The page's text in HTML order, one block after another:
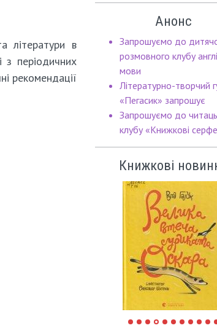
літератури в
з періодичних
рекомендації
Анонс
Запрошуємо до
розмовного клубу
мови
Літературно-творчий
«Пегасик» запрошує
Запрошуємо до
клубу «Книжкові
Книжкові